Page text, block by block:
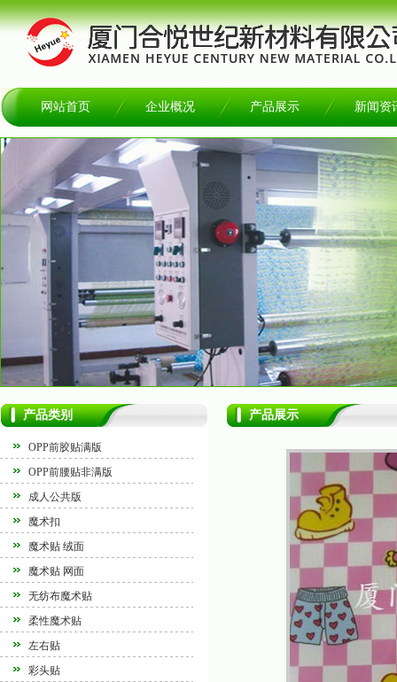
网站首页 企业概况 产品展示 新闻资
产品类别
OPP前胶贴满版
OPP前腰贴非满版
成人公共版
魔术扣
魔术贴 绒面
魔术贴 网面
无纺布魔术贴
柔性魔术贴
左右贴
彩头贴
产品展示